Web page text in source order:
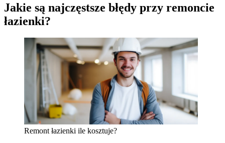
Jakie są najczęstsze błędy przy remoncie
łazienki?
Remont łazienki ile kosztuje?